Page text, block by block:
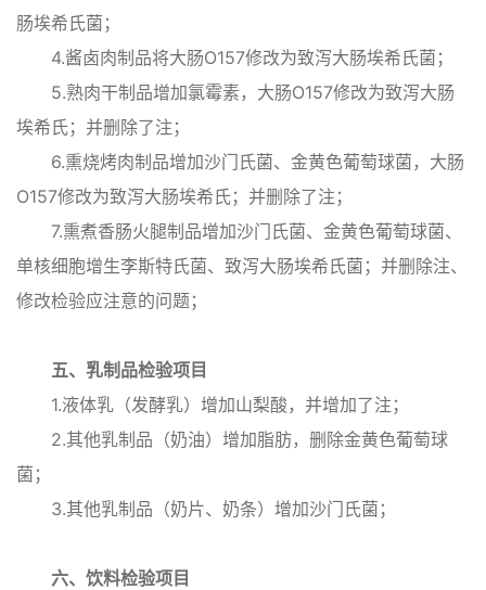
肠埃希氏菌；
4.酱卤肉制品将大肠O157修改为致泻大肠埃希氏菌；
5.熟肉干制品增加氯霉素，大肠O157修改为致泻大肠
埃希氏；并删除了注；
6.熏烧烤肉制品增加沙门氏菌、金黄色葡萄球菌，大肠
O157修改为致泻大肠埃希氏；并删除了注；
7.熏煮香肠火腿制品增加沙门氏菌、金黄色葡萄球菌、
单核细胞增生李斯特氏菌、致泻大肠埃希氏菌；并删除注、
修改检验应注意的问题；
五、乳制品检验项目
1.液体乳（发酵乳）增加山梨酸，并增加了注；
2.其他乳制品（奶油）增加脂肪，删除金黄色葡萄球
菌；
3.其他乳制品（奶片、奶条）增加沙门氏菌；
六、饮料检验项目